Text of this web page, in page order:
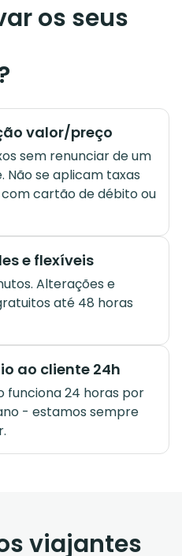
os seus
valor/preço
sem renunciar de um
Não se aplicam taxas
cartão de débito ou
e flexíveis
Alterações e
até 48 horas
ao cliente 24h
funciona 24 horas por
- estamos sempre
viajantes